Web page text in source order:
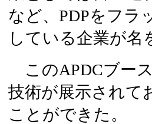
など、PDPをフラ
している企業が名
このAPDCブー
技術が展示されて
ことができた。